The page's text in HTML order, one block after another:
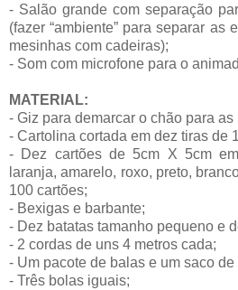
- Salão grande com separação
(fazer “ambiente” para separar as
mesinhas com cadeiras);
- Som com microfone para o
MATERIAL:
- Giz para demarcar o chão para as
- Cartolina cortada em dez tiras de
- Dez cartões de 5cm X 5cm
laranja, amarelo, roxo, preto,
100 cartões;
- Bexigas e barbante;
- Dez batatas tamanho pequeno e
- 2 cordas de uns 4 metros cada;
- Um pacote de balas e um saco
- Três bolas iguais;